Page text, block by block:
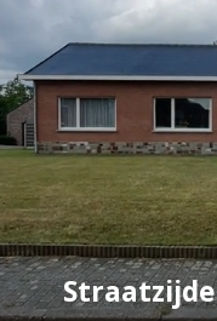
Straatzijde